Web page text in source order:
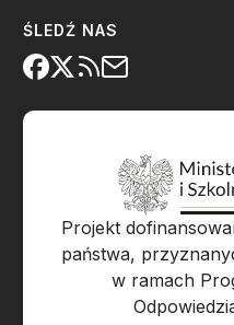
ŚLEDŹ NAS
Projekt
państwa,
w ramach